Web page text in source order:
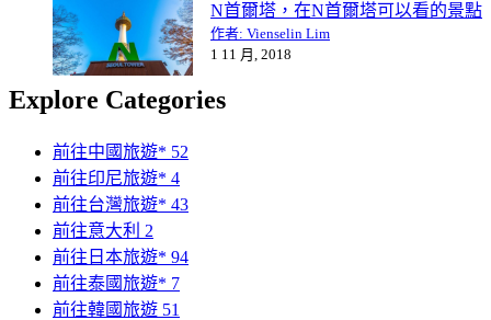
N首爾塔，在N首爾塔可以看的景點
作者: Vienselin Lim
1 11 月, 2018
Explore Categories
前往中國旅遊* 52
前往印尼旅遊* 4
前往台灣旅遊* 43
前往意大利 2
前往日本旅遊* 94
前往泰國旅遊* 7
前往韓國旅遊 51